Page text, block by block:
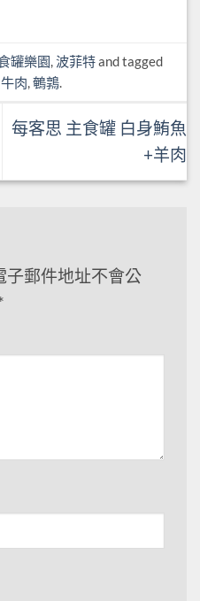
罐樂園 波菲特and tagged
牛肉 鵪鶉.
每客思 主食罐 白身鮪魚
+羊肉
子郵件地址不會公